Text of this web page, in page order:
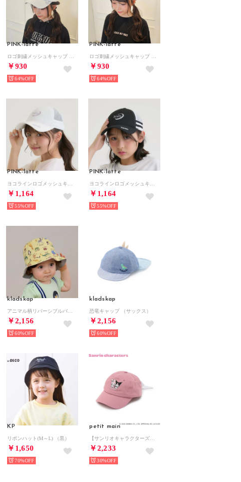
PINK-latte
￥930
64%
PINK-latte
￥930
64%
PINK-latte
￥1,164
55%
PINK-latte
￥1,164
55%
kladskap
￥2,156
60%
kladskap
恐竜キャップ （サックス）
￥2,156
60%
KP
リボンハット(M～L) （黒）
￥1,650
70%
petit main
￥2,233
30%